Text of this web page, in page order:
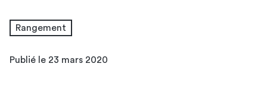
Rangement
Publié le 23 mars 2020